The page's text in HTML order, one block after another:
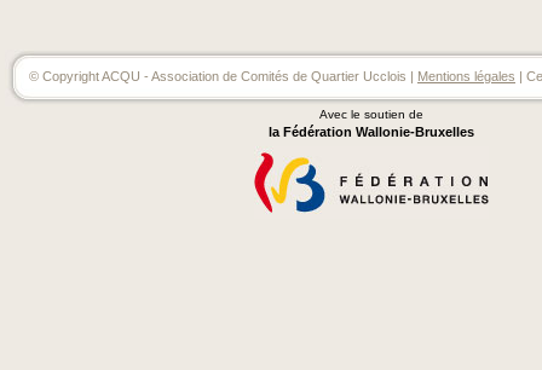
© Copyright ACQU - Association de Comités de Quartier Ucclois | Mentions légales |
Avec le soutien de
la Fédération Wallonie-Bruxelles